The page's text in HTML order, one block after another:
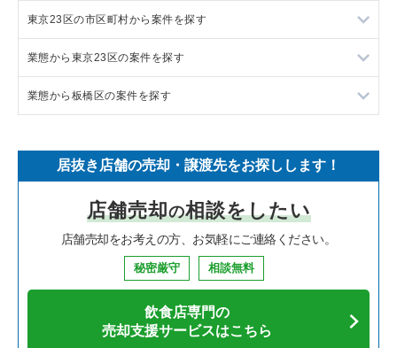
フランス料理の居抜き売却物件の案件一覧
イタリア料理の居抜き売却物件の案件一覧
中華の居抜き売却物件の案件一覧
寿司の居抜き売却物件の案件一覧
焼肉の居抜き売却物件の案件一覧
鉄板焼き・お好み焼の居抜き売却物件の案件一覧
カフェの居抜き売却物件の案件一覧
東京23区の飲食店の居抜き売却物件の案件一覧
東京都下の飲食店の居抜き売却物件の案件一覧
千葉県の飲食店の居抜き売却物件の案件一覧
神奈川県の飲食店の居抜き売却物件の案件一覧
大阪府の飲食店の居抜き売却物件の案件一覧
兵庫県の飲食店の居抜き売却物件の案件一覧
愛知県の飲食店の居抜き売却物件の案件一覧
東京23区の市区町村から案件を探す
目黒区の飲食店の居抜き売却物件の案件一覧
渋谷区の飲食店の居抜き売却物件の案件一覧
新宿区の飲食店の居抜き売却物件の案件一覧
葛飾区の飲食店の居抜き売却物件の案件一覧
中央区の飲食店の居抜き売却物件の案件一覧
千代田区の飲食店の居抜き売却物件の案件一覧
業態から東京23区の案件を探す
東京23区のラーメンの居抜き売却物件の案件一覧
東京23区のイタリア料理の居抜き売却物件の案件一覧
東京23区の中華の居抜き売却物件の案件一覧
東京23区のそば・うどんの居抜き売却物件の案件一覧
東京23区の焼肉の居抜き売却物件の案件一覧
業態から板橋区の案件を探す
板橋区のフランス料理の居抜き売却物件の案件一覧
板橋区のイタリア料理の居抜き売却物件の案件一覧
板橋区の中華の居抜き売却物件の案件一覧
板橋区の焼肉の居抜き売却物件の案件一覧
居抜き店舗の売却・譲渡先をお探しします！
店舗売却の相談をしたい
店舗売却をお考えの方、お気軽にご連絡ください。
秘密厳守 相談無料
飲食店専門の
売却支援サービスはこちら